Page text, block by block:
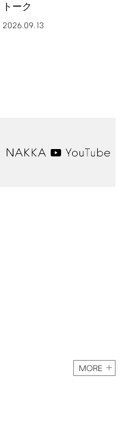
トーク
2026.09.13
MORE